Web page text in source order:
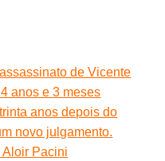
de Vicente
anos e 3 meses
anos depois do
novo julgamento.
Aloir Pacini